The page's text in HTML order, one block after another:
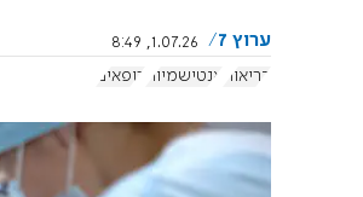
ערוץ 7
1.07.26, 8:49
בריאות
אנטישמיות רופאים